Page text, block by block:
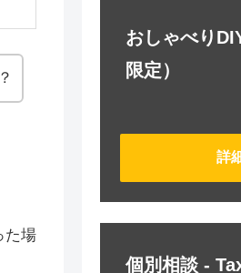
た場
おしゃべり
限定）
詳
個別相談 -